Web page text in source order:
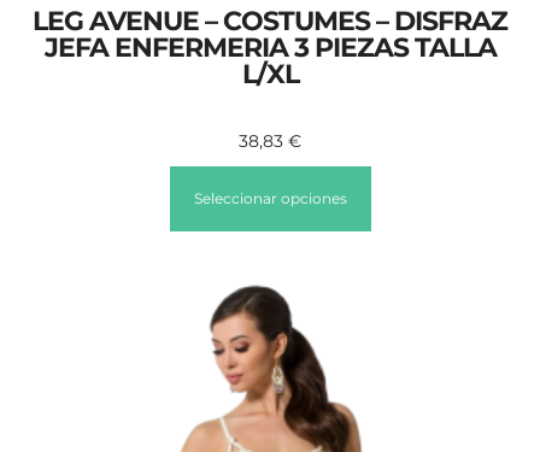
LEG AVENUE – COSTUMES – DISFRAZ
JEFA ENFERMERIA 3 PIEZAS TALLA
L/XL
38,83 €
Seleccionar opciones